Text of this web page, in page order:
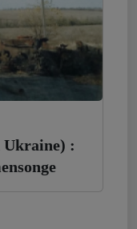
Ukraine) :